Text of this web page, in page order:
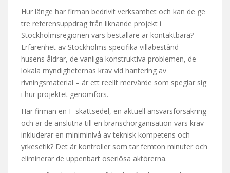
Hur länge har firman bedrivit verksamhet och kan de ge
tre referensuppdrag från liknande projekt i
Stockholmsregionen vars beställare är kontaktbara?
Erfarenhet av Stockholms specifika villabestånd –
husens åldrar, de vanliga konstruktiva problemen, de
lokala myndigheternas krav vid hantering av
rivningsmaterial – är ett reellt mervärde som speglar sig
i hur projektet genomförs.
Har firman en F-skattsedel, en aktuell ansvarsförsäkring
och är de anslutna till en branschorganisation vars krav
inkluderar en miniminivå av teknisk kompetens och
yrkesetik? Det är kontroller som tar femton minuter och
eliminerar de uppenbart oseriösa aktörerna.